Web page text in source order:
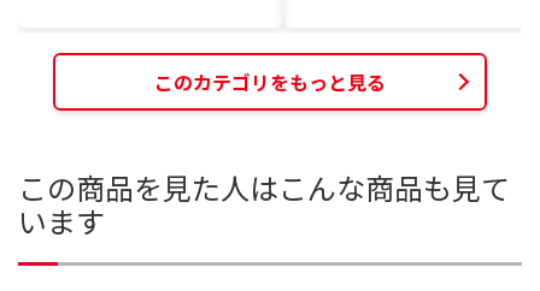
このカテゴリをもっと見る
この商品を見た人はこんな商品も見て
います